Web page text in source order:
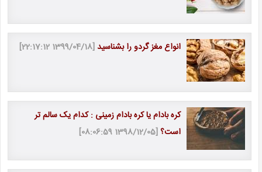
انواع مغز گردو را بشناسید[1399/04/18 22:17:12]
کره بادام یا کره بادام زمینی : کدام یک سالم تر
است؟[1398/12/05 08:06:59]